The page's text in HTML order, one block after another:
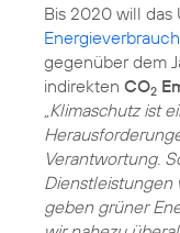
Bis 2020 will das
Energieverbrauch
gegenüber dem
indirekten CO2
„Klimaschutz ist
Verantwortung.
Dienstleistungen
geben grüner